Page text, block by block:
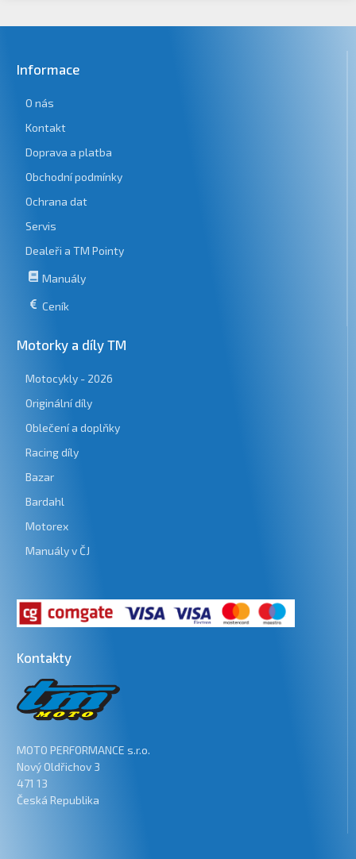
Informace
O nás
Kontakt
Doprava a platba
Obchodní podmínky
Ochrana dat
Servis
Dealeři a TM Pointy
Manuály
Ceník
Motorky a díly TM
Motocykly - 2026
Originální díly
Oblečení a doplňky
Racing díly
Bazar
Bardahl
Motorex
Manuály v ČJ
Kontakty
MOTO PERFORMANCE s.r.o.
Nový Oldřichov 3
471 13
Česká Republika